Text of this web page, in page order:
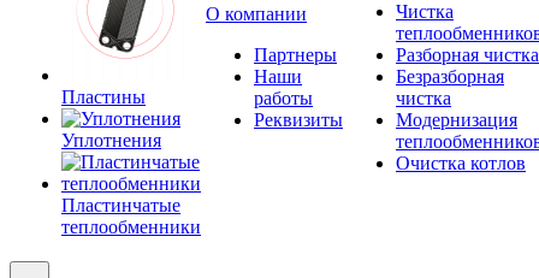
Пластины
Уплотнения
Пластинчатые
теплообменники
О компании
Партнеры
Наши
работы
Реквизиты
Чистка
Разборная чистка
Безразборная
чистка
Модернизация
Очистка котлов